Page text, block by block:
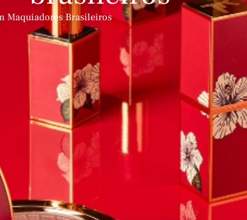
Maquiadores Brasileiros